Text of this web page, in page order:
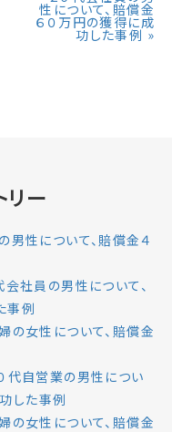
性について、賠償金
６０万円の獲得に成
功した事例 »
リー
男性について、賠償金４
会社員の男性について、
事例
の女性について、賠償金
代自営業の男性につい
した事例
の女性について、賠償金